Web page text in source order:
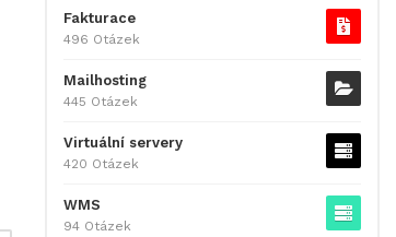
Fakturace
496 Otázek
Mailhosting
445 Otázek
Virtuální servery
420 Otázek
WMS
94 Otázek